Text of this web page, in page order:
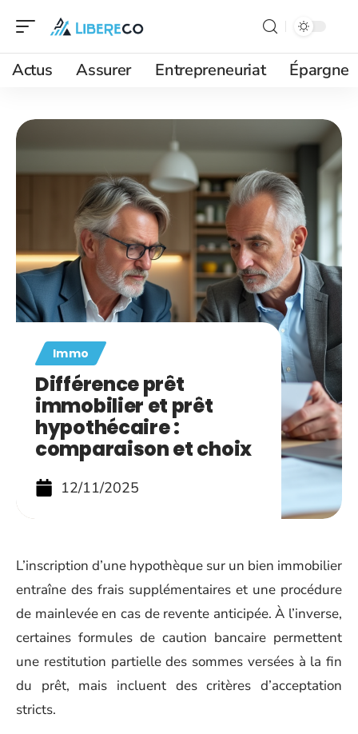
Actus Assurer Entrepreneuriat Épargne
Immo
Différence prêt
immobilier et prêt
hypothécaire :
comparaison et choix
12/11/2025
L’inscription d’une hypothèque sur un bien immobilier
entraîne des frais supplémentaires et une procédure
de mainlevée en cas de revente anticipée. À l’inverse,
certaines formules de caution bancaire permettent
une restitution partielle des sommes versées à la fin
du prêt, mais incluent des critères d’acceptation
stricts.